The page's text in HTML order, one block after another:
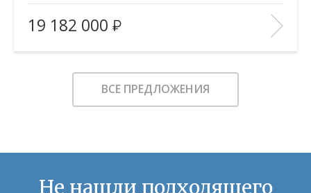
Площадь (общ/жил/кух), м2:
55.6/22.6/20
Количество комнат:
2
Этаж:
8/8
В ИЗБРАННОЕ
19 182 000
ВСЕ ПРЕДЛОЖЕНИЯ
Не нашли подходящего